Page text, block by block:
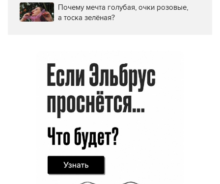
Почему мечта голубая, очки розовые,
а тоска зелёная?